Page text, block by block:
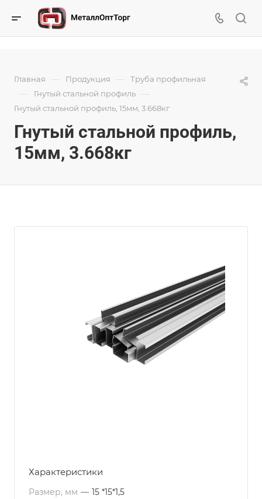
Главная — Продукция — Труба профильная
— Гнутый стальной профиль —
Гнутый стальной профиль, 15мм, 3.668кг
Гнутый стальной профиль,
15мм, 3.668кг
Характеристики
Размер, мм — 15 *15*1,5